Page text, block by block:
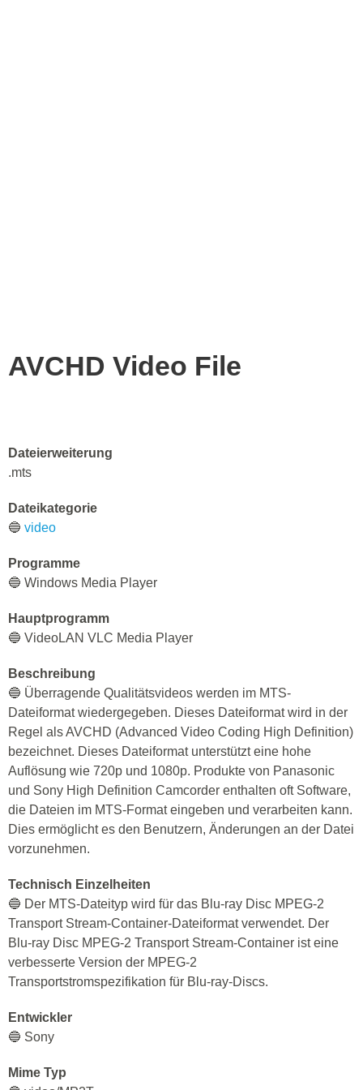
AVCHD Video File
Dateierweiterung
.mts
Dateikategorie
🔵 video
Programme
🔵 Windows Media Player
Hauptprogramm
🔵 VideoLAN VLC Media Player
Beschreibung
🔵 Überragende Qualitätsvideos werden im MTS-
Dateiformat wiedergegeben. Dieses Dateiformat wird in der
Regel als AVCHD (Advanced Video Coding High Definition)
bezeichnet. Dieses Dateiformat unterstützt eine hohe
Auflösung wie 720p und 1080p. Produkte von Panasonic
und Sony High Definition Camcorder enthalten oft Software,
die Dateien im MTS-Format eingeben und verarbeiten kann.
Dies ermöglicht es den Benutzern, Änderungen an der Datei
vorzunehmen.
Technisch Einzelheiten
🔵 Der MTS-Dateityp wird für das Blu-ray Disc MPEG-2
Transport Stream-Container-Dateiformat verwendet. Der
Blu-ray Disc MPEG-2 Transport Stream-Container ist eine
verbesserte Version der MPEG-2
Transportstromspezifikation für Blu-ray-Discs.
Entwickler
🔵 Sony
Mime Typ